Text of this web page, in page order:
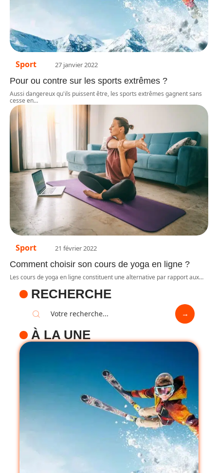
Sport 27 janvier 2022
Pour ou contre sur les sports extrêmes ?
Aussi dangereux qu'ils puissent être, les sports extrêmes gagnent sans
cesse en…
Sport 21 février 2022
Comment choisir son cours de yoga en ligne ?
Les cours de yoga en ligne constituent une alternative par rapport aux…
RECHERCHE
À LA UNE